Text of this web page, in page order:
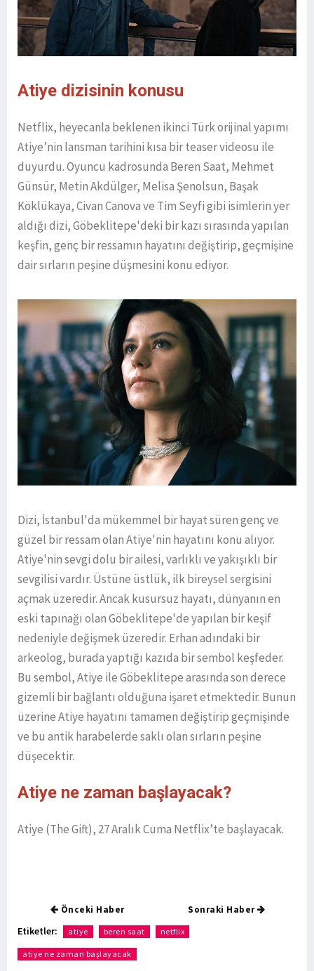
Atiye dizisinin konusu
Netflix, heyecanla beklenen ikinci Türk orijinal yapımı
Atiye’nin lansman tarihini kısa bir teaser videosu ile
duyurdu. Oyuncu kadrosunda Beren Saat, Mehmet
Günsür, Metin Akdülger, Melisa Şenolsun, Başak
Köklükaya, Civan Canova ve Tim Seyfi gibi isimlerin yer
aldığı dizi, Göbeklitepe'deki bir kazı sırasında yapılan
keşfin, genç bir ressamın hayatını değiştirip, geçmişine
dair sırların peşine düşmesini konu ediyor.
Dizi, İstanbul'da mükemmel bir hayat süren genç ve
güzel bir ressam olan Atiye'nin hayatını konu alıyor.
Atiye'nin sevgi dolu bir ailesi, varlıklı ve yakışıklı bir
sevgilisi vardır. Üstüne üstlük, ilk bireysel sergisini
açmak üzeredir. Ancak kusursuz hayatı, dünyanın en
eski tapınağı olan Göbeklitepe'de yapılan bir keşif
nedeniyle değişmek üzeredir. Erhan adındaki bir
arkeolog, burada yaptığı kazıda bir sembol keşfeder.
Bu sembol, Atiye ile Göbeklitepe arasında son derece
gizemli bir bağlantı olduğuna işaret etmektedir. Bunun
üzerine Atiye hayatını tamamen değiştirip geçmişinde
ve bu antik harabelerde saklı olan sırların peşine
düşecektir.
Atiye ne zaman başlayacak?
Atiye (The Gift), 27 Aralık Cuma Netflix’te başlayacak.
Önceki Haber Sonraki Haber
Etiketler: atiye beren saat netflix
atiye ne zaman başlayacak